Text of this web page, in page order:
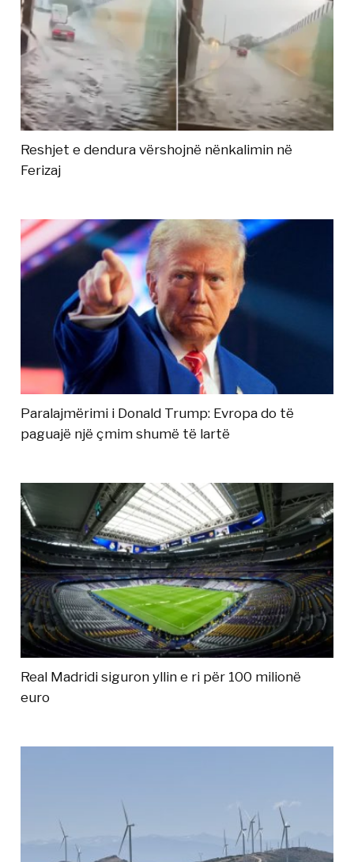
Reshjet e dendura vërshojnë nënkalimin në
Ferizaj
Paralajmërimi i Donald Trump: Evropa do të
paguajë një çmim shumë të lartë
Real Madridi siguron yllin e ri për 100 milionë
euro